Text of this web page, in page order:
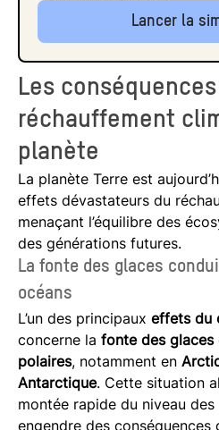
Lancer la
Les
réchauffement
planète
La planète Terre est
effets dévastateurs du
menaçant l’équilibre des
des générations futures.
La fonte des glaces
océans
L’un des principaux effets du
concerne la fonte des glaces
polaires, notamment en
Antarctique. Cette situation
montée rapide du niveau des
engendre des conséquences